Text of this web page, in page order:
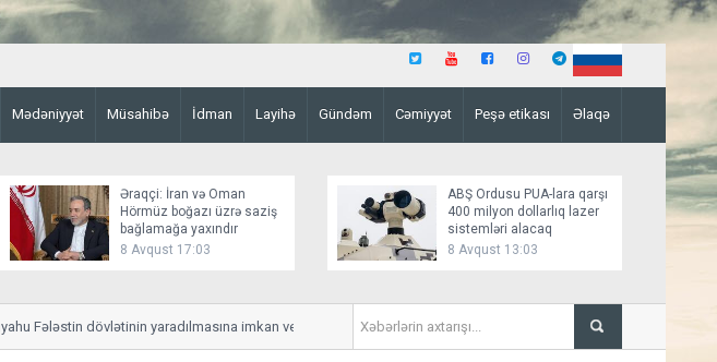
Mədəniyyət Müsahibə İdman Layihə Gündəm Cəmiyyət Peşə etikası Əlaqə
Əraqçi: İran və Oman
Hörmüz boğazı üzrə saziş
bağlamağa yaxındır
8 Avqust 17:03
ABŞ Ordusu PUA-lara qarşı
400 milyon dollarlıq lazer
sistemləri alacaq
8 Avqust 13:03
Fələstin dövlətinin yaradılmasına imkan verməyəcəyini bildirib İsrail Qəzza üzrə Sülh